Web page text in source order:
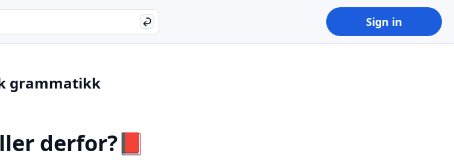
Search
Sign in
grammatikk
derfor?📕